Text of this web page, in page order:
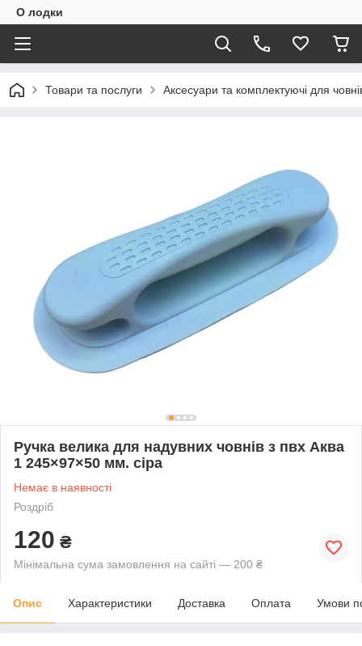
О лодки
Товари та послуги Аксесуари та комплектуючі для
Ручка велика для надувних човнів з пвх Аква
1 245×97×50 мм. сіра
Немає в наявності
Роздріб
120 ₴
Мінімальна сума замовлення на сайті — 200 ₴
Опис Характеристики Доставка Оплата Умови